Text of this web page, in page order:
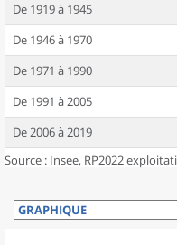
De 1919 à 1945
De 1946 à 1970
De 1971 à 1990
De 1991 à 2005
De 2006 à 2019
Source : Insee, RP2022